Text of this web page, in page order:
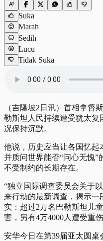
Suka
Marah
Sedih
Lucu
Tidak Suka
（吉隆坡2日讯）首相拿督
勒斯坦人民持续遭受犹太
况保持沉默。
他说，历史应当让各国忆起
并质问世界能否“问心无愧
不受制约的长期存在。
“独立国际调查委员会关于
来行动的最新调查，揭示
实：超过2万名巴勒斯坦儿
害，另有4万4000人遭受重
安华今日在第39届亚太圆